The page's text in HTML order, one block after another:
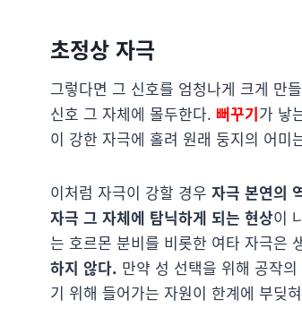
초정상 자극
그렇다면 그 신호를 엄청나게 크게 만
신호 그 자체에 몰두한다. 뻐꾸기가 낳
이 강한 자극에 홀려 원래 둥지의 어미
이처럼 자극이 강할 경우 자극 본연의
자극 그 자체에 탐닉하게 되는 현상이
는 호르몬 분비를 비롯한 여타 자극은
하지 않다. 만약 성 선택을 위해 공작
기 위해 들어가는 자원이 한계에 부딪